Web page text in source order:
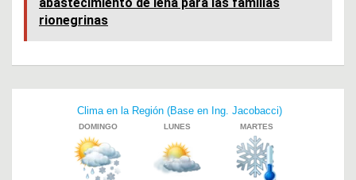
b
o
o
k
s
A
p
p
er
rionegrinas
entradas